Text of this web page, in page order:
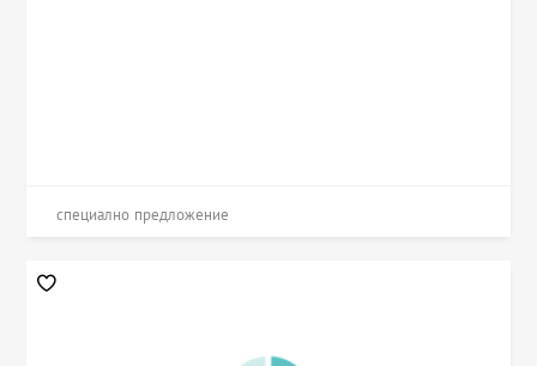
специално предложение